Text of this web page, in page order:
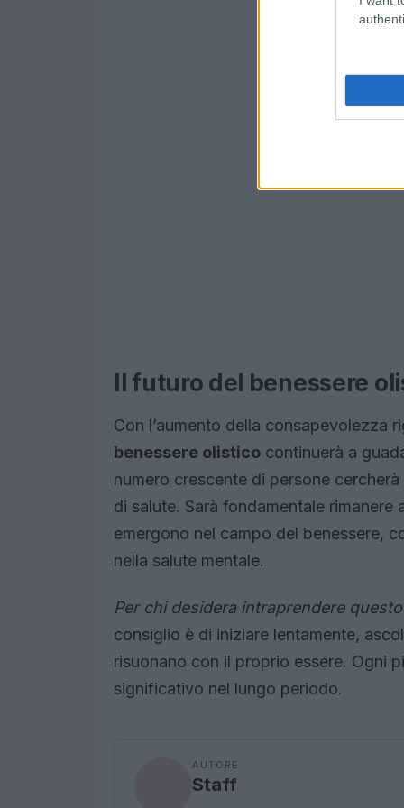
Il futuro del benessere
Con l’aumento della consapevolezza
benessere olistico continuerà a
numero crescente di persone
di salute. Sarà fondamentale
emergono nel campo del benessere,
nella salute mentale.
Per chi desidera intraprendere
consiglio è di iniziare lentamente,
risuonano con il proprio essere. Ogni
significativo nel lungo periodo.
AUTORE
Staff